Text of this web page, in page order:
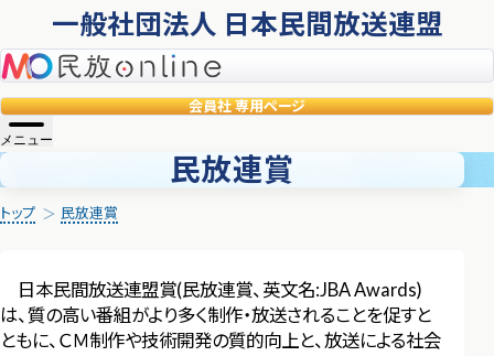
一般社団法人 日本民間放送連盟
会員社専用ページ
メニュー
民放連賞
トップ 民放連賞
日本民間放送連盟賞(民放連賞、英文名:JBA Awards)
は、質の高い番組がより多く制作・放送されることを促すと
ともに、ＣＭ制作や技術開発の質的向上と、放送による社会